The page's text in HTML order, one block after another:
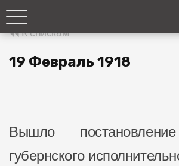
К спискам
19 Февраль 1918
Вышло
губернского